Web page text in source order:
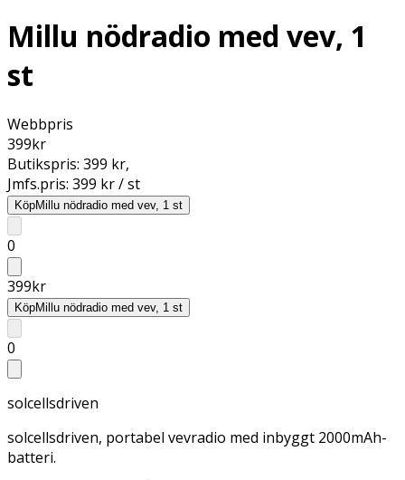
Millu nödradio med vev, 1
st
Webbpris
399kr
Butikspris: 399 kr,
Jmfs.pris: 399 kr / st
KöpMillu nödradio med vev, 1 st
0
399kr
KöpMillu nödradio med vev, 1 st
0
solcellsdriven
solcellsdriven, portabel vevradio med inbyggt 2000mAh-
batteri.